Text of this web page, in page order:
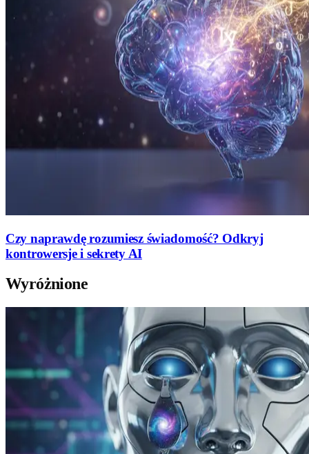
Czy naprawdę rozumiesz świadomość? Odkryj
kontrowersje i sekrety AI
Wyróżnione